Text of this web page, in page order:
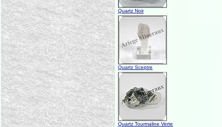
Quartz Noir
Quartz Sceptre
Quartz Tourmaline Verte